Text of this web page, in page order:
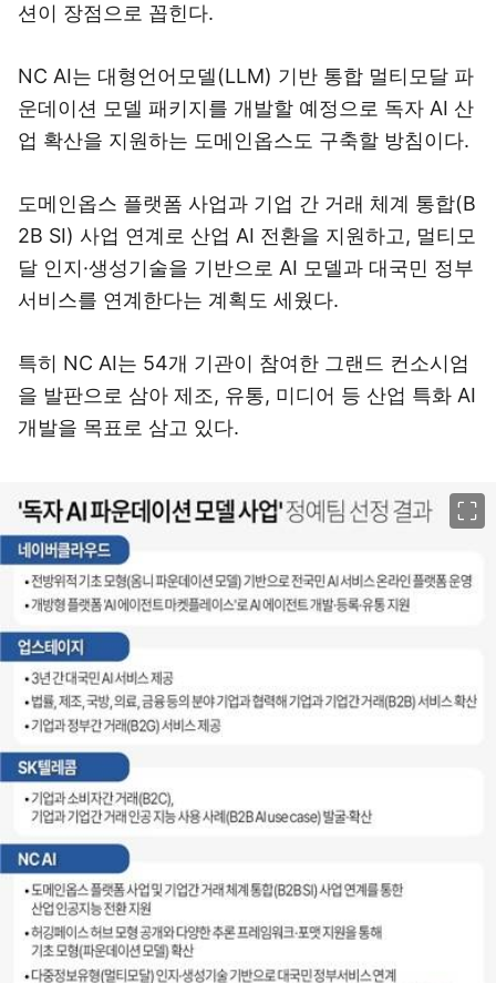
션이 장점으로 꼽힌다.
NC AI는 대형언어모델(LLM) 기반 통합 멀티모달 파
운데이션 모델 패키지를 개발할 예정으로 독자 AI 산
업 확산을 지원하는 도메인옵스도 구축할 방침이다.
도메인옵스 플랫폼 사업과 기업 간 거래 체계 통합(B
2B SI) 사업 연계로 산업 AI 전환을 지원하고, 멀티모
달 인지·생성기술을 기반으로 AI 모델과 대국민 정부
서비스를 연계한다는 계획도 세웠다.
특히 NC AI는 54개 기관이 참여한 그랜드 컨소시엄
을 발판으로 삼아 제조, 유통, 미디어 등 산업 특화 AI
개발을 목표로 삼고 있다.